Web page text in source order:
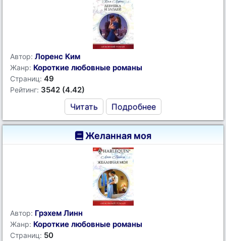
Автор: Лоренс Ким
Жанр: Короткие любовные романы
Страниц: 49
Рейтинг: 3542 (4.42)
Читать Подробнее
Желанная моя
Автор: Грэхем Линн
Жанр: Короткие любовные романы
Страниц: 50